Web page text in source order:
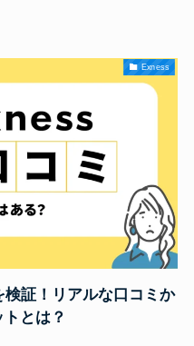
Exness
証！リアルな口コミか
とは？